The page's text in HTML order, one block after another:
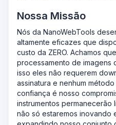
Nossa Missão
Nós da NanoWebTools
altamente eficazes que
custo da ZERO. Achamos
processamento de imagens
isso eles não requerem
assinatura e nenhum
confiança é nosso
instrumentos
não só estaremos inovando